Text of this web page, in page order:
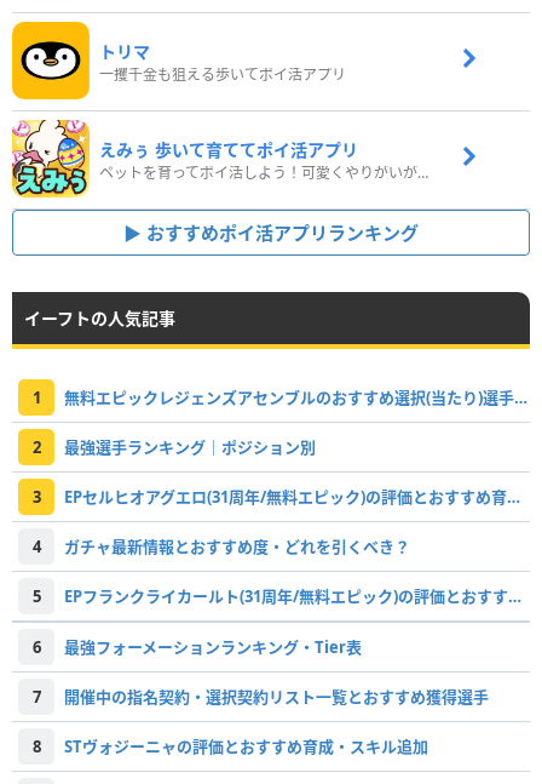
トリマ
一攫千金も狙える歩いてポイ活アプリ
えみぅ 歩いて育ててポイ活アプリ
ペットを育ってポイ活しよう！可愛くやりがいがある新感覚アプリ
おすすめポイ活アプリランキング
イーフトの人気記事
1 無料エピックレジェンズアセンブルのおすすめ選択(当たり)選手ランキングと引き方
2 最強選手ランキング｜ポジション別
3 EPセルヒオアグエロ(31周年/無料エピック)の評価とおすすめ育成・スキル追加
4 ガチャ最新情報とおすすめ度・どれを引くべき？
5 EPフランクライカールト(31周年/無料エピック)の評価とおすすめ育成・スキル追加
6 最強フォーメーションランキング・Tier表
7 開催中の指名契約・選択契約リスト一覧とおすすめ獲得選手
8 STヴォジーニャの評価とおすすめ育成・スキル追加